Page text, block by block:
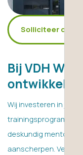
Solliciteer direct
Bij VDH
ontwikkeling
Wij investeren in
deskundig
aanscherpen.